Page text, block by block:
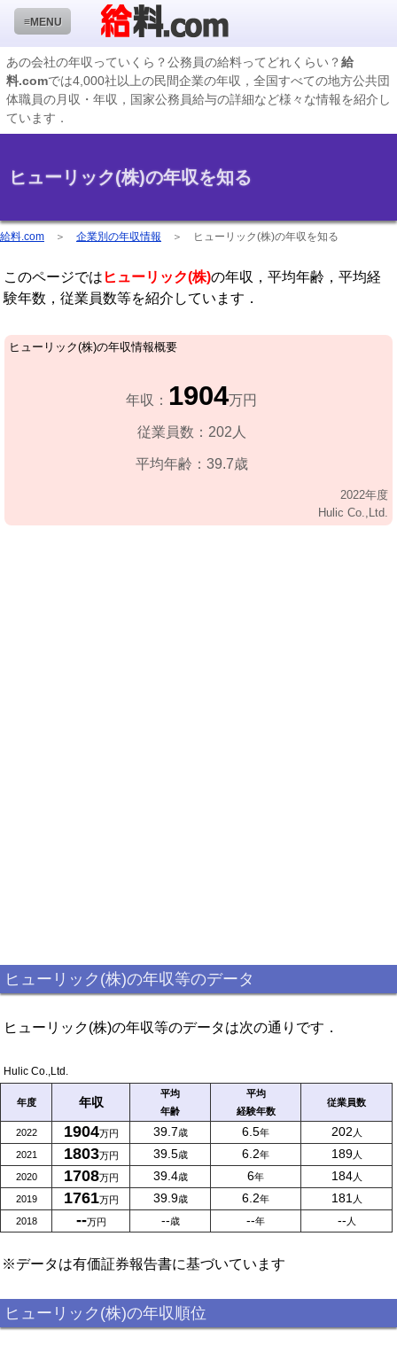
≡MENU
企業検索
年収ランキング
国家公務員編
地方公務員給料検索
収録企業データの状況
あの会社の年収っていくら？公務員の給料ってどれくらい？給
料.comでは4,000社以上の民間企業の年収，全国すべての地方公共団
体職員の月収・年収，国家公務員給与の詳細など様々な情報を紹介し
ています．
ヒューリック(株)の年収を知る
給料.com ＞ 企業別の年収情報 ＞ ヒューリック(株)の年収を知る
このページでは ヒューリック(株)の年収，平均年齢，平均経
験年数，従業員数等を紹介しています．
ヒューリック(株)の年収情報概要
年収： 1904万円
従業員数：202人
平均年齢：39.7歳
2022年度
Hulic Co.,Ltd.
ヒューリック(株)の年収等のデータ
ヒューリック(株)の年収等のデータは次の通りです．
Hulic Co.,Ltd.
年度 年収
平均
年齢
平均
経験年数
従業員数
2022 1904万円 39.7歳 6.5年 202 人
2021 1803万円 39.5歳 6.2年 189人
2020 1708万円 39.4歳 6年 184人
2019 1761万円 39.9歳 6.2年 181 人
2018 --万円 --歳 --年 -- 人
※データは有価証券報告書に基づいています
ヒューリック(株)の年収順位